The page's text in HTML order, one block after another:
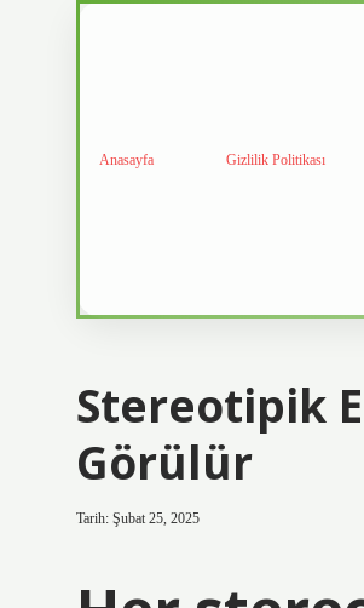
Anasayfa Gizlilik Politikası
Stereotipik
Görülür
Tarih: Şubat 25, 2025